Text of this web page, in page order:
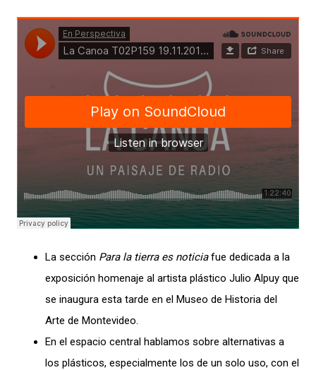
La sección Para la tierra es noticiafue dedicada a la
exposición homenaje al artista plástico Julio Alpuy que
se inaugura esta tarde en el Museo de Historia del
Arte de Montevideo.
En el espacio central hablamos sobre alternativas a
los plásticos, especialmente los de un solo uso, con el